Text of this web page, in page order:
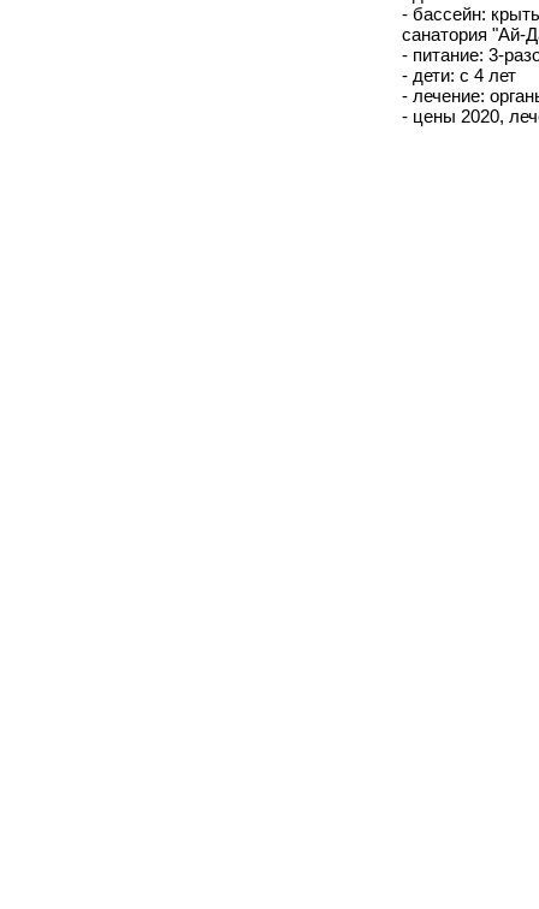
- бассейн:
санатория "Ай-
- питание: 3-
- дети: с 4 лет
- лечение:
- цены 2020,